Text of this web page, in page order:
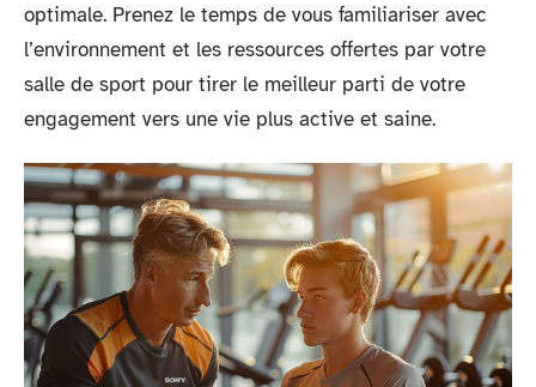
optimale. Prenez le temps de vous familiariser avec
l’environnement et les ressources offertes par votre
salle de sport pour tirer le meilleur parti de votre
engagement vers une vie plus active et saine.